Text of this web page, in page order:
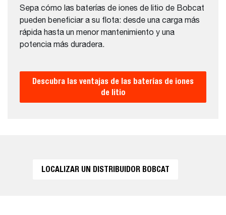
Sepa cómo las baterías de iones de litio de Bobcat
pueden beneficiar a su flota: desde una carga más
rápida hasta un menor mantenimiento y una
potencia más duradera.
Descubra las ventajas de las baterías de iones
de litio
LOCALIZAR UN DISTRIBUIDOR BOBCAT